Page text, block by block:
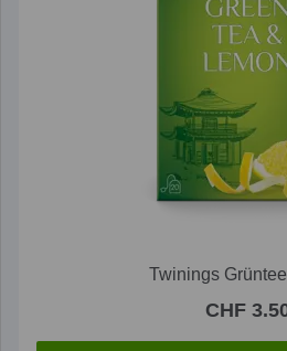
Twinings
CHF